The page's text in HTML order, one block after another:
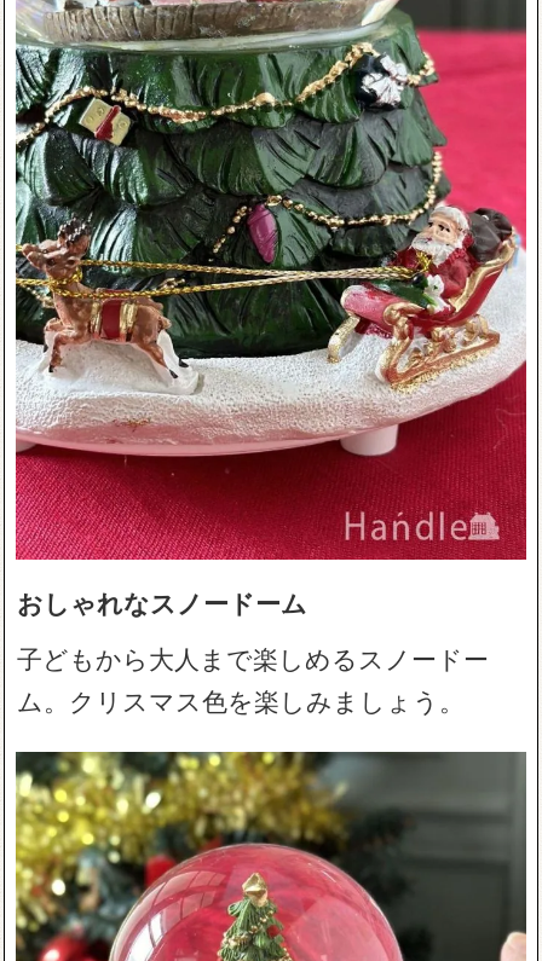
おしゃれなスノードーム
子どもから大人まで楽しめるスノードー
ム。クリスマス色を楽しみましょう。